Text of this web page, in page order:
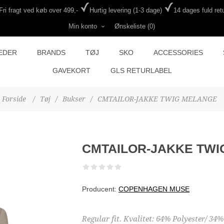
Fri fragt ved køb over 499,- Hurtig levering (1-3 dage) 14 dages fuld
Min konto Ønskeliste (0)
BRANDS TØJ SKO ACCESSORIES
GAVEKORT GLS RETURLABEL
Forside / Tøj / Bukser / CMTAILOR-JAKKE TWIG MELANGE
CMTAILOR-JAKKE
Producent: COPENHAGEN MUSE
Regular fit. Kvalitet: 64% Polyester/